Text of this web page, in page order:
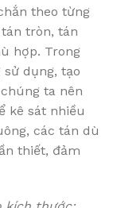
theo từng
tròn, tán
hợp. Trong
dụng, tạo
ta nên
kê sát nhiều
các tán dù
thiết, đảm